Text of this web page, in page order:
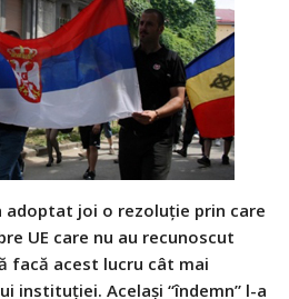
adoptat joi o rezoluţie prin care
UE care nu au recunoscut
facă acest lucru cât mai
instituţiei. Acelaşi “îndemn” l-a